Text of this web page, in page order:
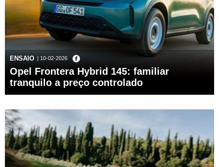
ENSAIO | 10-02-2026
Opel Frontera Hybrid 145: familiar
tranquilo a preço controlado